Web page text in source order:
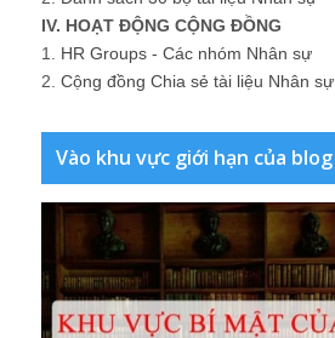
IV. HOẠT ĐỘNG CỘNG ĐỒNG
1. HR Groups - Các nhóm Nhân sự
2. Cộng đồng Chia sẻ tài liệu Nhân sự
Vào khu vực giới hạn của blog